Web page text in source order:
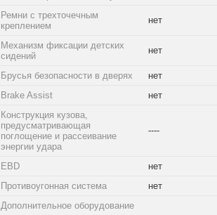
Ремни с трехточечным
креплением
нет
Механизм фиксации детских
сидений
нет
Брусья безопасности в дверях
нет
Brake Assist
нет
Конструкция кузова,
предусматривающая
поглощение и рассеивание
энергии удара
----
EBD
нет
Противоугонная система
нет
Дополнительное оборудование